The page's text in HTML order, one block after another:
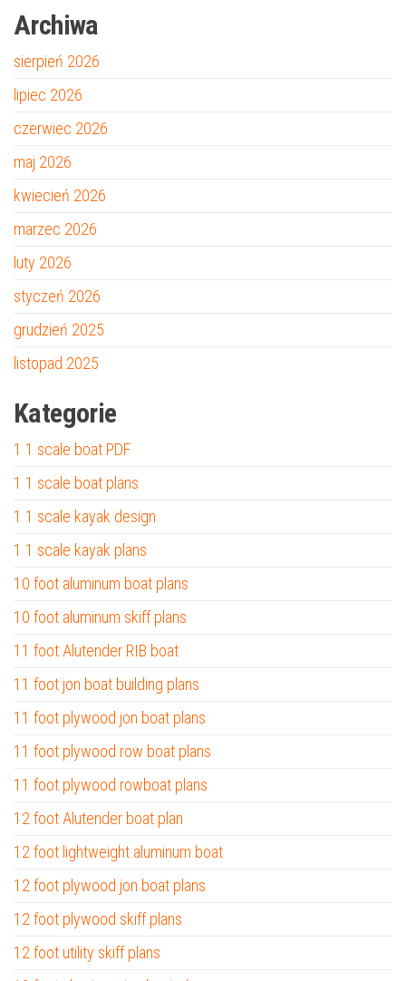
Archiwa
sierpień 2026
lipiec 2026
czerwiec 2026
maj 2026
kwiecień 2026
marzec 2026
luty 2026
styczeń 2026
grudzień 2025
listopad 2025
Kategorie
1 1 scale boat PDF
1 1 scale boat plans
1 1 scale kayak design
1 1 scale kayak plans
10 foot aluminum boat plans
10 foot aluminum skiff plans
11 foot Alutender RIB boat
11 foot jon boat building plans
11 foot plywood jon boat plans
11 foot plywood row boat plans
11 foot plywood rowboat plans
12 foot Alutender boat plan
12 foot lightweight aluminum boat
12 foot plywood jon boat plans
12 foot plywood skiff plans
12 foot utility skiff plans